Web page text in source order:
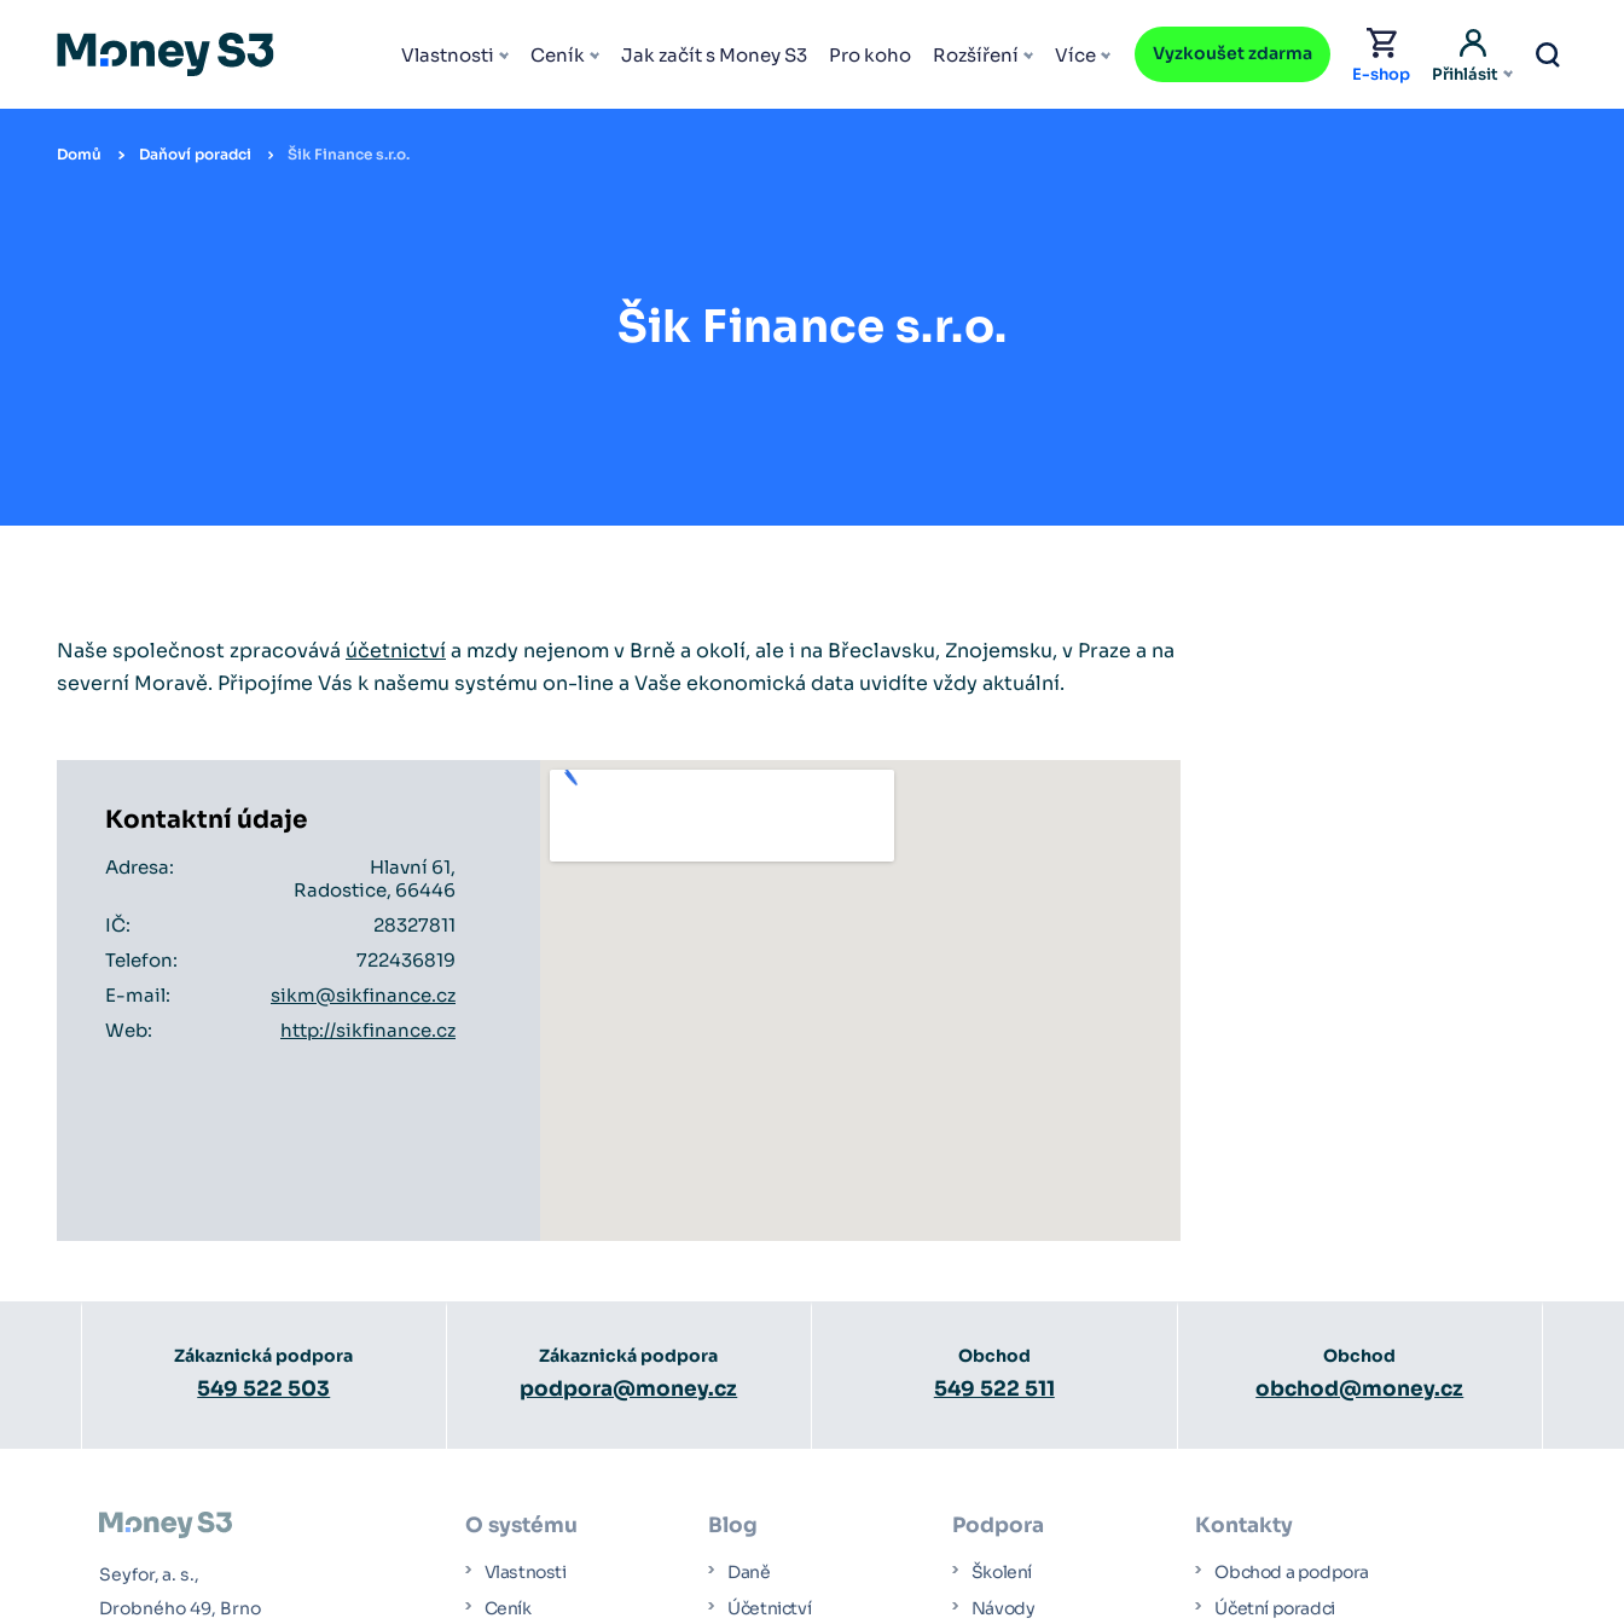
Vlastnosti Ceník Jak začít s Money S3 Pro koho Rozšíření Více Vyzkoušet zdarma
E-shop Přihlásit
Domů Daňoví poradci Šik Finance s.r.o.
Šik Finance s.r.o.
Naše společnost zpracovává účetnictvía mzdy nejenom v Brně a okolí, ale i na Břeclavsku, Znojemsku, v Praze a na
severní Moravě. Připojíme Vás k našemu systému on-line a Vaše ekonomická data uvidíte vždy aktuální.
Kontaktní údaje
Adresa:
Hlavní 61,
Radostice, 66446
IČ:
28327811
Telefon:
722436819
E-mail:
sikm@sikfinance.cz
Web:
http://sikfinance.cz
Zákaznická podpora
549 522 503
Zákaznická podpora
podpora@money.cz
Obchod
549 522 511
Obchod
obchod@money.cz
Seyfor, a. s.,
Drobného 49, Brno
O systému
Vlastnosti
Ceník
Blog
Daně
Účetnictví
Podpora
Školení
Návody
Kontakty
Obchod a podpora
Účetní poradci